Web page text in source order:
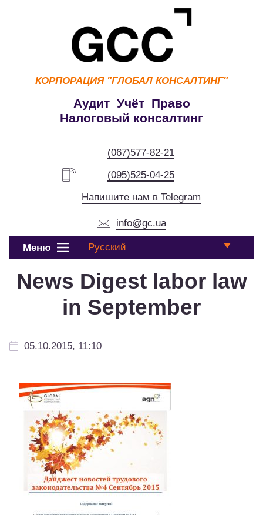
КОРПОРАЦИЯ "ГЛОБАЛ КОНСАЛТИНГ"
Аудит Учёт Право
Налоговый консалтинг
(067)577-82-21
(095)525-04-25
Напишите нам в Telegram
info@gc.ua
Меню Русский
News Digest labor law
in September
05.10.2015, 11:10